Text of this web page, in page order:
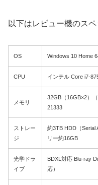
以下はレビュー機のスペ
OS Windows 10 Home
CPU インテル Core i7-
メモリ
32GB（16GB×2）
21333
ストレー
ジ
約3TB HDD（Serial
リー約16GB
光学ドラ
イブ
BDXL対応 Blu-ray
応）